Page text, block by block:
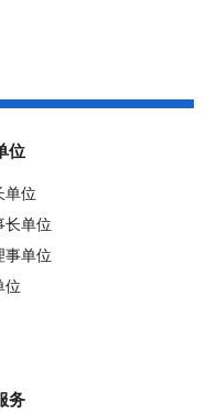
位
单位
长单位
事单位
位
务